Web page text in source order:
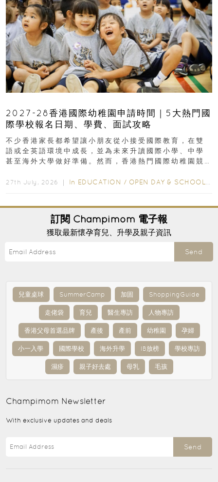
2027-28香港國際幼稚園申請時間｜5大熱門國
際學校報名日期、學費、面試攻略
不少香港家長都希望讓小朋友從小接受國際教育，在雙
語或全英語環境中成長，並為未來升讀國際小學、中學
甚至海外大學做好準備。然而，香港熱門國際幼稚園競
27th July, 2026 ｜ In EDUCATION / OPEN DAY & SCHOOL EVENTS
訂閱 Champimom 電子報
獲取最新懷孕育兒、升學及親子資訊
Send
兒童桌球 SummerCamp 加固 ShoppingGuide
走佬袋 育兒 醫生專訪 人物專訪
香港父母首選品牌 產後 產前 幼稚園 孕婦
小一入學 國際學校 海外升學 IB放榜 學校專訪
濕疹 親子好去處 母乳 毛孩
Champimom Newsletter
With exclusive updates and deals
Send